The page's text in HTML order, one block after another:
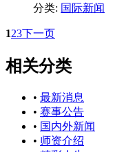
分类: 国际新闻
123下一页
相关分类
• 最新消息
• 赛事公告
• 国内外新闻
• 师资介绍